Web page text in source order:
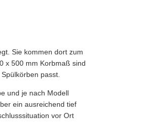
Sie kommen dort zum
x 500 mm Korbmaß sind
passt.
und je nach Modell
ein ausreichend tief
vor Ort